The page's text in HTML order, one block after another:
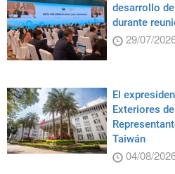
desarrollo
durante
29/07/
El
Exteriores
Taiwán
04/08/